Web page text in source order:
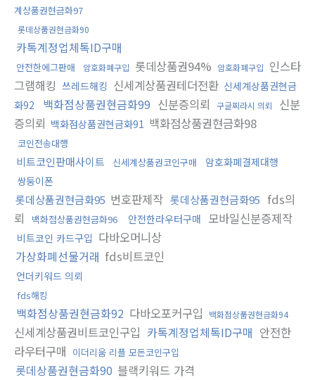
계상품권현금화97
롯데상품권현금화90
카톡계정업체톡ID구매
안전한에그판매 암호화폐구입 롯데상품권94% 암호화폐구입 인스타
그램해킹 쓰레드해킹 신세계상품권테더전환 신세계상품권현금
화92
백화점상품권현금화99 신분증의뢰 구글찌라시 의뢰
신분
증의뢰 백화점상품권현금화91 백화점상품권현금화98
코인전송대행
비트코인판매사이트 신세계상품권코인구매
암호화폐결제대행
쌍둥이폰
롯데상품권현금화95 번호판제작 롯데상품권현금화95 fds의
뢰
백화점상품권현금화96 안전한라우터구매 모바일신분증제작
비트코인 카드구입 다바오머니상
가상화폐선물거래 fds비트코인
언더키워드 의뢰
fds해킹
백화점상품권현금화92 다바오포커구입 백화점상품권현금화94
신세계상품권비트코인구입 카톡계정업체톡ID구매 안전한
라우터구매 이더리움 리플 모든코인구입
롯데상품권현금화90 블랙키워드 가격